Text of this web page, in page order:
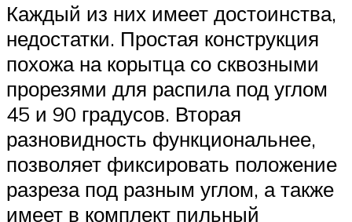
Каждый из них имеет достоинства,
недостатки. Простая конструкция
похожа на корытца со сквозными
прорезями для распила под углом
45 и 90 градусов. Вторая
разновидность функциональнее,
позволяет фиксировать положение
разреза под разным углом, а также
имеет в комплект пильный